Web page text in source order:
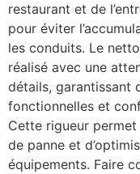
restaurant et de
pour éviter
les conduits. Le
réalisé avec une
détails, garantissant
fonctionnelles et
Cette rigueur
de panne et
équipements. Faire